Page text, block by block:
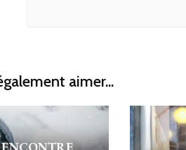
aimer...